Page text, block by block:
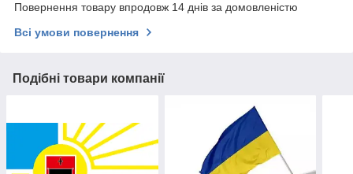
Повернення товару впродовж 14 днів за домовленістю
Всі умови повернення
Подібні товари компанії